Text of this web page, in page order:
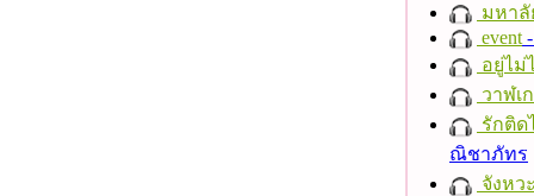
มหาลั
event
อยู่ไม่
วาฬเ
รักติด
ณิชาภัทร
จังหว